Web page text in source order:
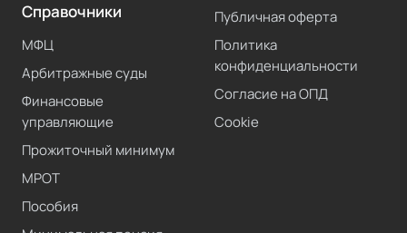
Справочники
МФЦ
Арбитражные суды
Финансовые
управляющие
Прожиточный минимум
МРОТ
Пособия
Публичная оферта
Политика
конфиденциальности
Согласие на ОПД
Cookie